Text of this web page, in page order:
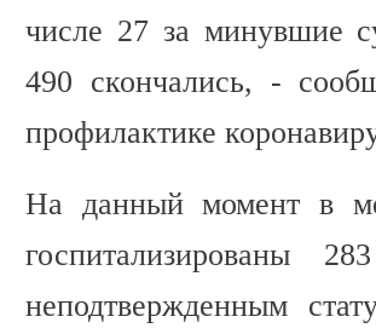
числе 27 за минувшие
490 скончались, -
профилактике
На данный момент в
госпитализированы
неподтвержденным